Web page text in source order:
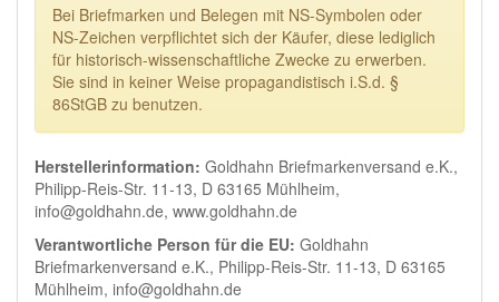
Bei Briefmarken und Belegen mit NS-Symbolen oder
NS-Zeichen verpflichtet sich der Käufer, diese lediglich
für historisch-wissenschaftliche Zwecke zu erwerben.
Sie sind in keiner Weise propagandistisch i.S.d. §
86StGB zu benutzen.
Herstellerinformation: Goldhahn Briefmarkenversand e.K.,
Philipp-Reis-Str. 11-13, D 63165 Mühlheim,
info@goldhahn.de, www.goldhahn.de
Verantwortliche Person für die EU: Goldhahn
Briefmarkenversand e.K., Philipp-Reis-Str. 11-13, D 63165
Mühlheim, info@goldhahn.de